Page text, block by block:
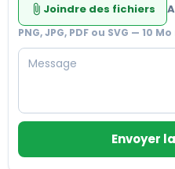
attach_file Joindre des fichiers
PNG, JPG, PDF ou SVG — 10
Envoyer